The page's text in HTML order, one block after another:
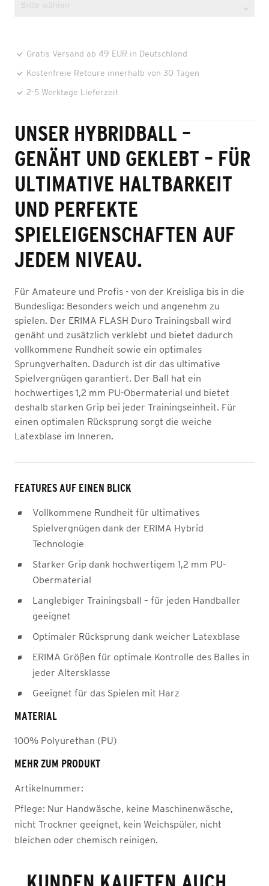
Gratis Versand ab 49 EUR in Deutschland
Kostenfreie Retoure innerhalb von 30 Tagen
2-5 Werktage Lieferzeit
UNSER HYBRIDBALL –
GENÄHT UND GEKLEBT – FÜR
ULTIMATIVE HALTBARKEIT
UND PERFEKTE
SPIELEIGENSCHAFTEN AUF
JEDEM NIVEAU.
Für Amateure und Profis - von der Kreisliga bis in die
Bundesliga: Besonders weich und angenehm zu
spielen. Der ERIMA FLASH Duro Trainingsball wird
genäht und zusätzlich verklebt und bietet dadurch
vollkommene Rundheit sowie ein optimales
Sprungverhalten. Dadurch ist dir das ultimative
Spielvergnügen garantiert. Der Ball hat ein
hochwertiges 1,2 mm PU-Obermaterial und bietet
deshalb starken Grip bei jeder Trainingseinheit. Für
einen optimalen Rücksprung sorgt die weiche
Latexblase im Inneren.
FEATURES AUF EINEN BLICK
Vollkommene Rundheit für ultimatives
Spielvergnügen dank der ERIMA Hybrid
Technologie
Starker Grip dank hochwertigem 1,2 mm PU-
Obermaterial
Langlebiger Trainingsball – für jeden Handballer
geeignet
Optimaler Rücksprung dank weicher Latexblase
ERIMA Größen für optimale Kontrolle des Balles in
jeder Altersklasse
Geeignet für das Spielen mit Harz
MATERIAL
100% Polyurethan (PU)
MEHR ZUM PRODUKT
Artikelnummer:
Pflege: Nur Handwäsche, keine Maschinenwäsche,
nicht Trockner geeignet, kein Weichspüler, nicht
bleichen oder chemisch reinigen.